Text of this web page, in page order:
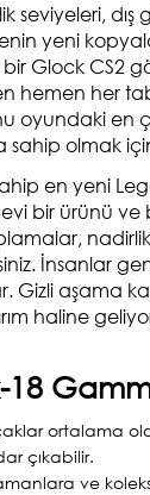
seviyeleri,
yeni
bir Glock CS2
hemen her
oyundaki en
sahip olmak
en yeni
bir ürünü
İnsanlar
Gizli aşama
haline
18
ortalama
çıkabilir.
ve